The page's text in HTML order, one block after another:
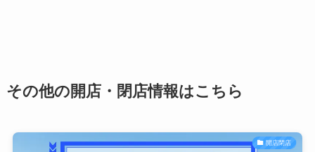
その他の開店・閉店情報はこちら
開店閉店